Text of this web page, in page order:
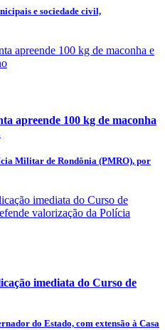
e sociedade civil,
apreende 100 kg de maconha
Militar de Rondônia (PMRO), por
imediata do Curso de
do Estado, com extensão à Casa